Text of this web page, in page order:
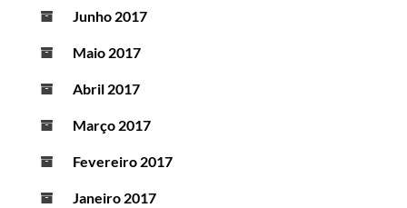
Junho 2017
Maio 2017
Abril 2017
Março 2017
Fevereiro 2017
Janeiro 2017